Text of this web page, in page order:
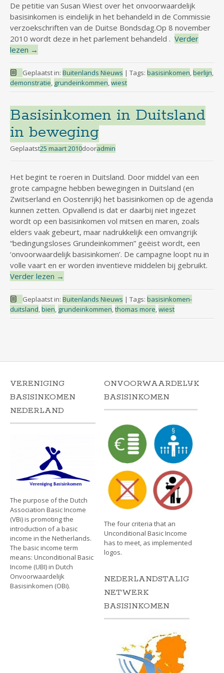
De petitie van Susan Wiest over het onvoorwaardelijk
basisinkomen is eindelijk in het behandeld in de Commissie
verzoekschriften van de Duitse Bondsdag.Op 8 november
2010 wordt deze in het parlement behandeld . Verder
lezen →
Geplaatst in: Buitenlands Nieuws | Tags: basisinkomen,berlijn,
demonstratie, grundeinkommen,wiest
Basisinkomen in Duitsland
in beweging
Geplaatst25 maart 2010dooradmin
Het begint te roeren in Duitsland. Door middel van een
grote campagne hebben bewegingen in Duitsland (en
Zwitserland en Oostenrijk) het basisinkomen op de agenda
kunnen zetten. Opvallend is dat er daarbij niet ingezet
wordt op een basisinkomen vol mitsen en maren, zoals
elders vaak gebeurt, maar nadrukkelijk een omvangrijk
“bedingungsloses Grundeinkommen” geëist wordt, een
‘onvoorwaardelijk basisinkomen’. De campagne loopt nu in
volle vaart en er worden inventieve middelen bij gebruikt.
Verder lezen →
Geplaatst in: Buitenlands Nieuws | Tags: basisinkomen-
duitsland,bien, grundeinkommen,thomas more,wiest
VERENIGING
BASISINKOMEN
NEDERLAND
The purpose of the Dutch
Association Basic Income
(VBi) is promoting the
introduction of a basic
income in the Netherlands.
The basic income term
means: Unconditional Basic
Income (UBI) in Dutch
Onvoorwaardelijk
Basisinkomen (OBi).
ONVOORWAARDELIJK
BASISINKOMEN
The four criteria that an
Unconditional Basic Income
has to meet, as implemented
logos.
NEDERLANDSTALIG
NETWERK
BASISINKOMEN